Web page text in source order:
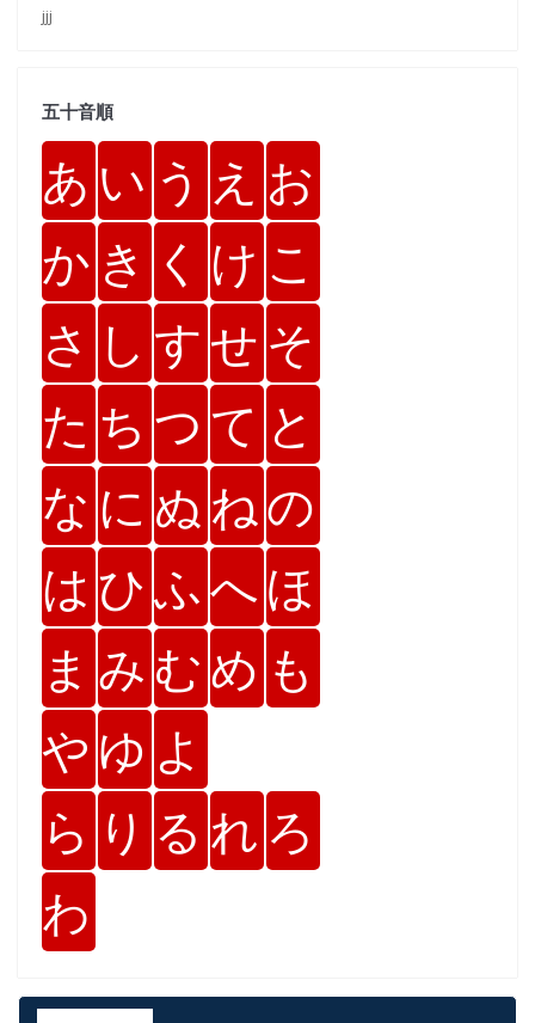
jjj
五十音順
あ い う え お
か き く け こ
さ し すせ そ
た ち つ て と
な に ぬ ねの
は ひふへほ
ま み むめ も
や ゆ よ
ら り る れ ろ
わ